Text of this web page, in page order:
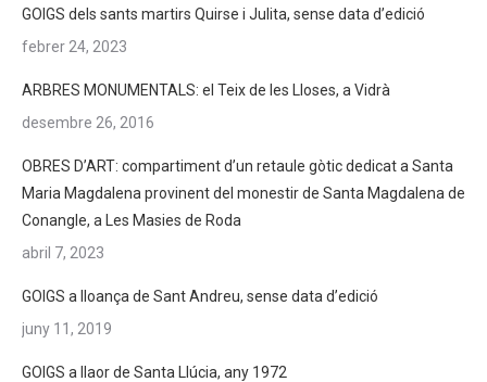
GOIGS dels sants martirs Quirse i Julita, sense data d’edició
febrer 24, 2023
ARBRES MONUMENTALS: el Teix de les Lloses, a Vidrà
desembre 26, 2016
OBRES D’ART: compartiment d’un retaule gòtic dedicat a Santa
Maria Magdalena provinent del monestir de Santa Magdalena de
Conangle, a Les Masies de Roda
abril 7, 2023
GOIGS a lloança de Sant Andreu, sense data d’edició
juny 11, 2019
GOIGS a llaor de Santa Llúcia, any 1972